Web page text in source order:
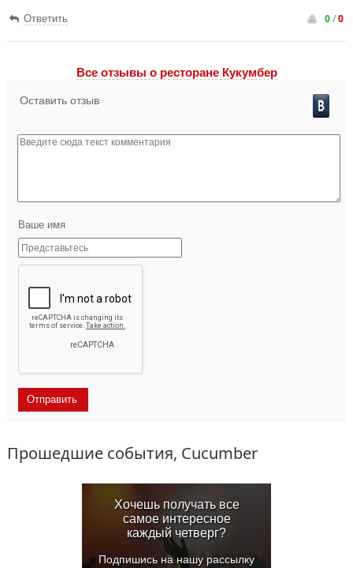
Ответить 0/0
Все отзывы o ресторане Кукумбер
Оставить отзыв
Ваше имя
Прошедшие события, Cucumber
Хочешь получать все
самое интересное
каждый четверг?
Подпишись на нашу рассылку